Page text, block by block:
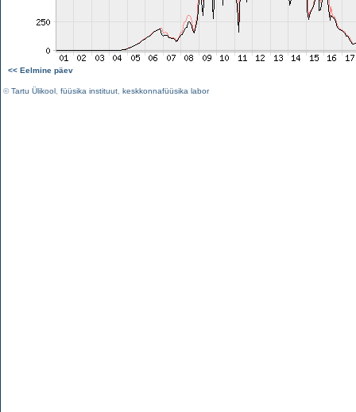
<< Eelmine päev
©Tartu Ülikool füüsika instituut keskkonnafüüsika labor